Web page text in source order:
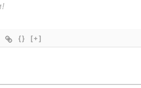
{} [+]